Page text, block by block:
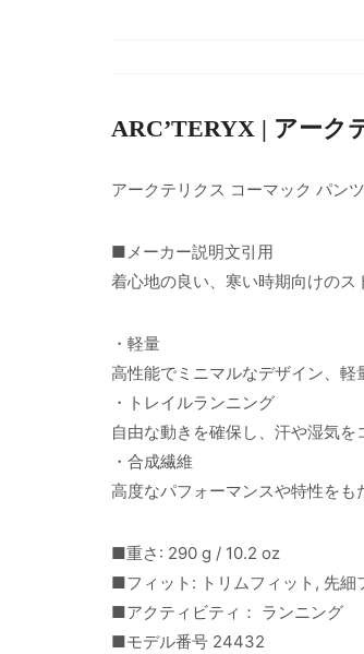
ARC’TERYX | アーク
アークテリクス コーマック パン
■メーカー説明文引用
着心地の良い、寒い時期向けのス
・軽量
高性能でミニマルなデザイン、軽
・トレイルランニング
自由な動きを確保し、汗や湿気を
・合成繊維
高度なパフォーマンスや特性をも
■重さ: 290 g / 10.2 oz
■フィット: トリムフィット, 先細
■アクティビティ： ランニング
■モデル番号 24432